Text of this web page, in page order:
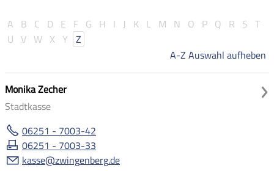
A B C D E F G H I J K L M N O P Q R S T
U V W X Y Z
A-Z Auswahl aufheben
Monika Zecher
Stadtkasse
06251 - 7003-42
06251 - 7003-33
k ss zw ng nb rgd